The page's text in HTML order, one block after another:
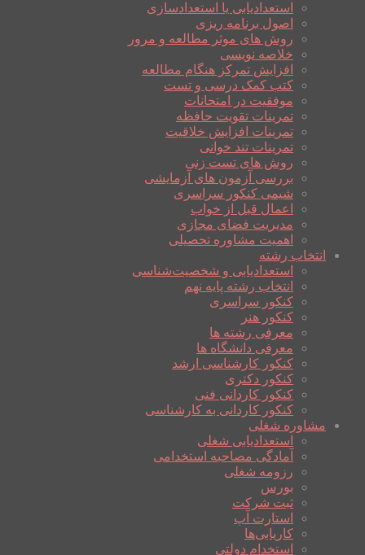
استعدادیابی یا استعدادسازی
اصول برنامه ریزی
روش های موثر مطالعه و مرور
خلاصه نویسی
افزایش تمرکز هنگام مطالعه
کتب کمک درسی و تست
موفقیت در امتحانات
تمرینات تقویت حافظه
تمرینات افزایش خلاقیت
تمرینات تند خوانی
روش های تست زنی
بررسی آزمون های آزمایشی
شیمی کنکور سراسری
اعمال قبل از خواب
مدیریت فضای مجازی
اهمیت مشاوره تحصیلی
انتخاب رشته
استعدادیابی و شخصیت‌شناسی
انتخاب رشته پایه نهم
کنکور سراسری
کنکور هنر
معرفی رشته ها
معرفی دانشگاه ها
کنکور کارشناسی ارشد
کنکور دکتری
کنکور کاردانی فنی
کنکور کاردانی به کارشناسی
مشاوره شغلی
استعدادیابی شغلی
آمادگی مصاحبه استخدامی
رزومه شغلی
بورس
ثبت شرکت
استارت آپ
کاریابی‌ها
استخدام دولتی